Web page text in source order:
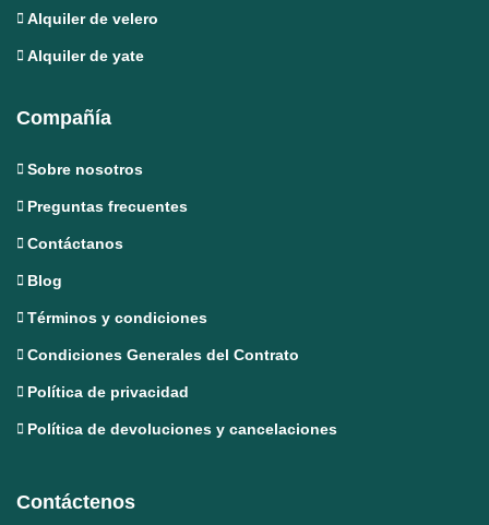
Alquiler de velero
Alquiler de yate
Compañía
Sobre nosotros
Preguntas frecuentes
Contáctanos
Blog
Términos y condiciones
Condiciones Generales del Contrato
Política de privacidad
Política de devoluciones y cancelaciones
Contáctenos